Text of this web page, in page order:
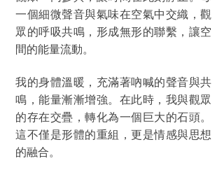
一個細微聲音與氣味在空氣中交織，觀
眾的呼吸共鳴，形成無形的聯繫，讓空
間的能量流動。
我的身體溫暖，充滿著吶喊的聲音與共
鳴，能量漸漸增強。在此時，我與觀眾
的存在交疊，轉化為一個巨大的石頭。
這不僅是形體的重組，更是情感與思想
的融合。